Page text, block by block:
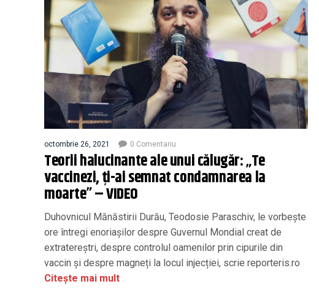
octombrie 26, 2021 0 Comentariu
Teorii halucinante ale unui călugăr: „Te
vaccinezi, ți-ai semnat condamnarea la
moarte” – VIDEO
Duhovnicul Mănăstirii Durău, Teodosie Paraschiv, le vorbește
ore întregi enoriașilor despre Guvernul Mondial creat de
extratereștri, despre controlul oamenilor prin cipurile din
vaccin și despre magneți la locul injecției, scrie reporteris.ro
Citește mai mult